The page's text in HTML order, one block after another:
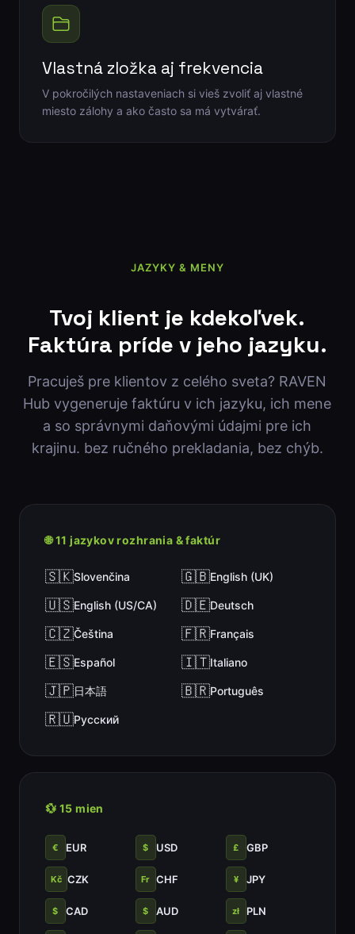
Vlastná zložka aj frekvencia
V pokročilých nastaveniach si vieš zvoliť aj vlastné
miesto zálohy a ako často sa má vytvárať.
JAZYKY & MENY
Tvoj klient je kdekoľvek.
Faktúra príde v jeho jazyku.
Pracuješ pre klientov z celého sveta? RAVEN
Hub vygeneruje faktúru v ich jazyku, ich mene
a so správnymi daňovými údajmi pre ich
krajinu. bez ručného prekladania, bez chýb.
🌐 11 jazykov rozhrania & faktúr
🇸🇰Slovenčina 🇬🇧English (UK)
🇺🇸English (US/CA) 🇩🇪Deutsch
🇨🇿Čeština 🇫🇷Français
🇪🇸Español 🇮🇹Italiano
🇯🇵日本語 🇧🇷Português
🇷🇺Русский
💱 15 mien
€ EUR $ USD £ GBP
Kč CZK Fr CHF ¥ JPY
$ CAD $ AUD zł PLN